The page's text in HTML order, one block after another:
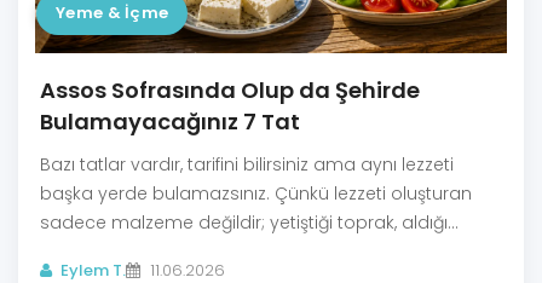
Yeme & İçme
Assos Sofrasında Olup da Şehirde
Bulamayacağınız 7 Tat
Bazı tatlar vardır, tarifini bilirsiniz ama aynı lezzeti
başka yerde bulamazsınız. Çünkü lezzeti oluşturan
sadece malzeme değildir; yetiştiği toprak, aldığı
Eylem T. 11.06.2026